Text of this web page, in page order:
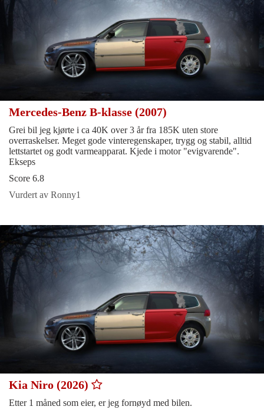
Mercedes-Benz B-klasse (2007)
Grei bil jeg kjørte i ca 40K over 3 år fra 185K uten store
overraskelser. Meget gode vinteregenskaper, trygg og stabil, alltid
lettstartet og godt varmeapparat. Kjede i motor "evigvarende".
Ekseps
Score 6.8
Vurdert av Ronny1
Kia Niro (2026)
Etter 1 måned som eier, er jeg fornøyd med bilen.